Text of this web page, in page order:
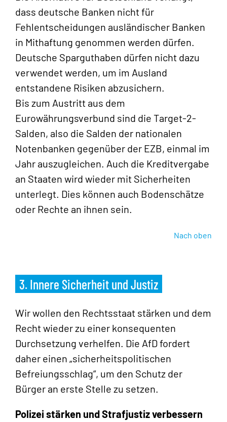
dass deutsche Banken nicht für
Fehlentscheidungen ausländischer Banken
in Mithaftung genommen werden dürfen.
Deutsche Sparguthaben dürfen nicht dazu
verwendet werden, um im Ausland
entstandene Risiken abzusichern.
Bis zum Austritt aus dem
Eurowährungsverbund sind die Target-2-
Salden, also die Salden der nationalen
Notenbanken gegenüber der EZB, einmal im
Jahr auszugleichen. Auch die Kreditvergabe
an Staaten wird wieder mit Sicherheiten
unterlegt. Dies können auch Bodenschätze
oder Rechte an ihnen sein.
Nach oben
3. Innere Sicherheit und Justiz
Wir wollen den Rechtsstaat stärken und dem
Recht wieder zu einer konsequenten
Durchsetzung verhelfen. Die AfD fordert
daher einen „sicherheitspolitischen
Befreiungsschlag“, um den Schutz der
Bürger an erste Stelle zu setzen.
Polizei stärken und Strafjustiz verbessern